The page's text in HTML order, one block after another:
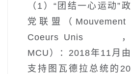
（1）“团结一心运动”政
党联盟（Mouvement
Coeurs Unis，
MCU）：2018年11月由
支持图瓦德拉总统的20